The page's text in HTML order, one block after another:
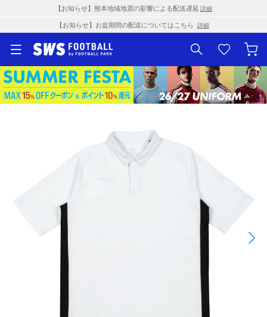
【お知らせ】熊本地域地震の影響による配送遅延 詳細
【お知らせ】お盆期間の配送についてはこちら 詳細